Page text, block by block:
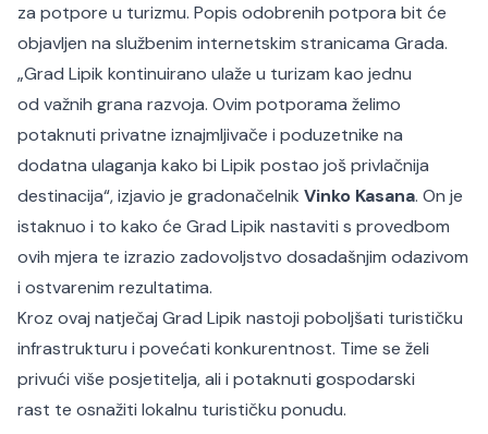
za potpore u turizmu. Popis odobrenih potpora bit će
objavljen na službenim internetskim stranicama Grada.
„Grad Lipik kontinuirano ulaže u turizam kao jednu
od važnih grana razvoja. Ovim potporama želimo
potaknuti privatne iznajmljivače i poduzetnike na
dodatna ulaganja kako bi Lipik postao još privlačnija
destinacija“, izjavio je gradonačelnik Vinko Kasana. On je
istaknuo i to kako će Grad Lipik nastaviti s provedbom
ovih mjera te izrazio zadovoljstvo dosadašnjim odazivom
i ostvarenim rezultatima.
Kroz ovaj natječaj Grad Lipik nastoji poboljšati turističku
infrastrukturu i povećati konkurentnost. Time se želi
privući više posjetitelja, ali i potaknuti gospodarski
rast te osnažiti lokalnu turističku ponudu.